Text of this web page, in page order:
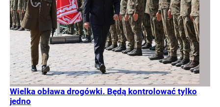
Wielka obława drogówki. Będą kontrolować tylko
jedno